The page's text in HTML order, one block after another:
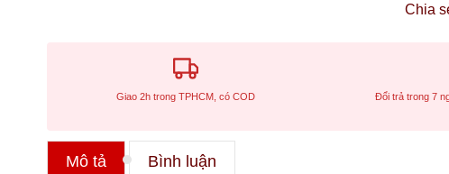
Chia
Giao 2h trong TPHCM, có COD Đổi trả trong 7
Mô tả Bình luận